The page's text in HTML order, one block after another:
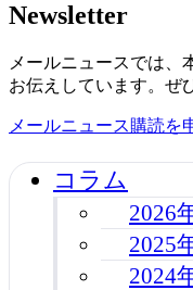
Newsletter
メールニュースでは、
お伝えしています。ぜ
メールニュース購読を
コラム
2026
2025
2024